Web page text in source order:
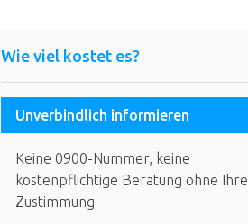
Wie viel kostet es?
Unverbindlich informieren
Keine 0900-Nummer, keine
kostenpflichtige Beratung ohne Ihre
Zustimmung